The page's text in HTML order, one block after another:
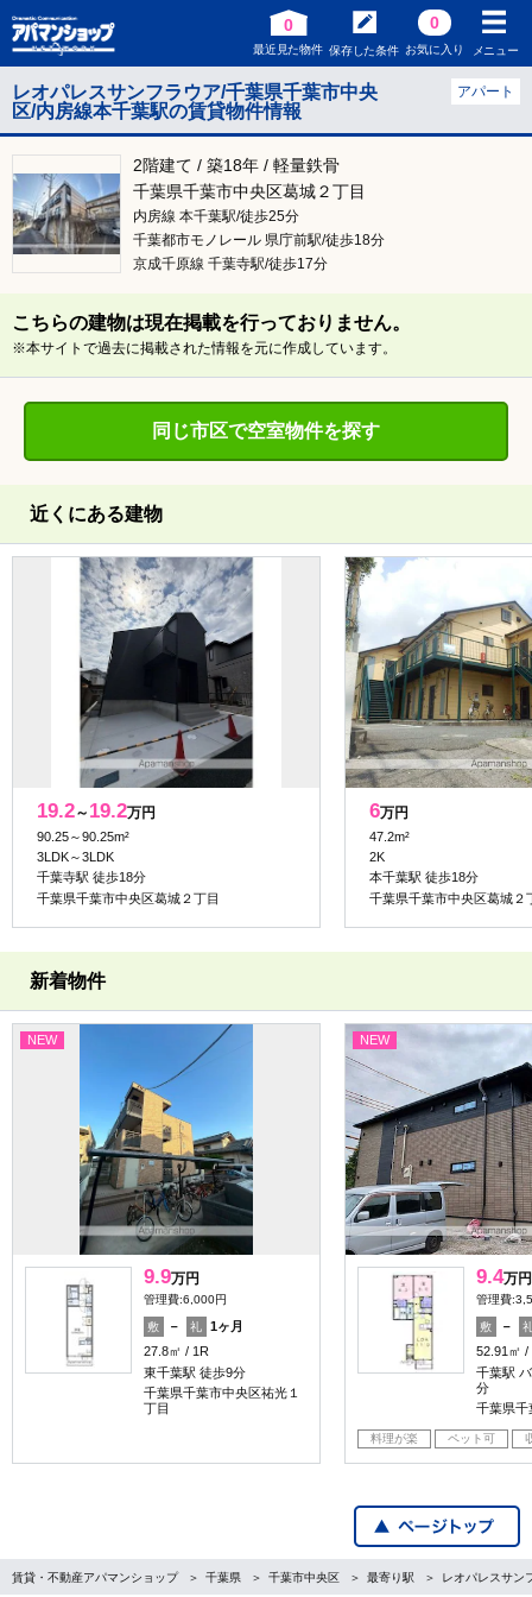
0
最近見た物件 保存した条件
0
お気に入り メニュー
レオパレスサンフラウア/千葉県千葉市中央
区/内房線本千葉駅の賃貸物件情報
アパート
2階建て / 築18年 / 軽量鉄骨
千葉県千葉市中央区葛城２丁目
内房線 本千葉駅/徒歩25分
千葉都市モノレール 県庁前駅/徒歩18分
京成千原線 千葉寺駅/徒歩17分
こちらの建物は現在掲載を行っておりません。
※本サイトで過去に掲載された情報を元に作成しています。
同じ市区で空室物件を探す
近くにある建物
19.2～ 19.2万円
90.25～90.25m²
3LDK～3LDK
千葉寺駅 徒歩18分
千葉県千葉市中央区葛城２丁目
6万円
47.2m²
2K
本千葉駅 徒歩18分
千葉県千葉市中央区葛城２
新着物件
NEW
9.9万円
管理費:6,000円
敷 － 礼
1ヶ月
27.8㎡
1R
東千葉駅 徒歩9分
千葉県千葉市中央区祐光１
丁目
NEW
9.4万円
管理費
敷 －
52.91㎡
千葉駅
分
千葉県千
料理が楽 ペット可
賃貸・不動産アパマンショップ 千葉県 千葉市中央区 最寄り駅 レオパレスサン